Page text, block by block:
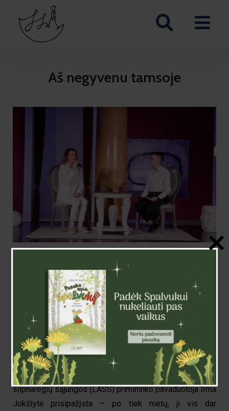
·
Aš negyvenu tamsoje
Irma Jokštytė su aklumu gyvena nuo vaikystės.
Regėjimo negalia jai netrukdė nei kartu su draugais
laipioti medžiais, nei važinėti dviračiu ar vienai vykti į
tolimas keliones. Nuoširdžiu pokalbiu su Irma Jokštyte
apie jos patirtis dalinasi socialinė iniciatyva „Skirtingos
Spalvos“, tikėdama, jog žodis „negalia“ neturėtų reikšti
negalėjimo, bet priešingai – galėjimo gyventi laisvai.
Radijo laidų vedėja, žurnalistė, Lietuvos aklųjų ir
silpnaregių sąjungos (LASS) primininko pavaduotoja Irma
Jokštytė prisipažįsta – po tiek metų, ji vis dar